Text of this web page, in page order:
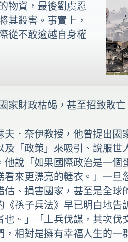
物資，最後劉虞忍
其殺害。事實上，
從不敢逾越自身權
家財政枯竭，甚至招致敗亡
夫．奈伊教授，他曾提出國
及「政策」來吸引、說服
他說「如果國際政治是一個
看來更漂亮的糖衣。」一
估、損害國家，甚至是全球
《孫子兵法》早已明白地
也。」「上兵伐謀，其次伐
，相對是擁有幸福人生的